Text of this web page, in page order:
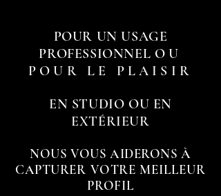
POUR UN USAGE
PROFESSIONNEL OU
POUR LE PLAISIR
EN STUDIO OU EN
EXTÉRIEUR
NOUS VOUS AIDERONS À
CAPTURER VOTRE MEILLEUR
PROFIL